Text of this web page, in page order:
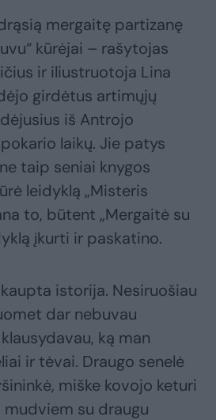
mergaitę partizanę
kūrėjai – rašytojas
ir iliustruotoja Lina
girdėtus artimųjų
iš Antrojo
laikų. Jie patys
taip seniai knygos
leidyklą „Misteris
to, būtent „Mergaitė su
įkurti ir paskatino.
istorija. Nesiruošiau
dar nebuvau
ką man
ir tėvai. Draugo senelė
miške kovojo keturi
su draugu